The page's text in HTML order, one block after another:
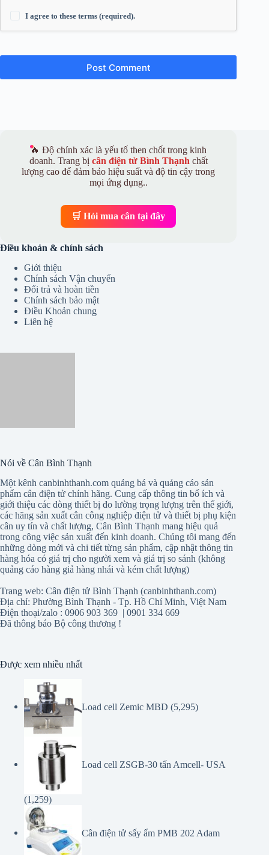
I agree to these terms (required).
Post Comment
🔥 Độ chính xác là yếu tố then chốt trong kinh
doanh. Trang bị cân điện tử Bình Thạnh chất
lượng cao để đảm bảo hiệu suất và độ tin cậy trong
mọi ứng dụng..
🛒 Hỏi mua cân tại đây
Điều khoản & chính sách
Giới thiệu
Chính sách Vận chuyển
Đổi trả và hoàn tiền
Chính sách bảo mật
Điều Khoản chung
Liên hệ
Nói về Cân Bình Thạnh
Một kênh canbinhthanh.com quảng bá và quảng cáo sản
phẩm cân điện tử chính hãng. Cung cấp thông tin bổ ích và
giới thiệu các dòng thiết bị đo lường trọng lượng trên thế giới,
các hãng sản xuất cân công nghiệp điện tử và thiết bị phụ kiện
cân uy tín và chất lượng, Cân Bình Thạnh mang hiệu quả
trong công việc sản xuất đến kinh doanh. Chúng tôi mang đến
những dòng mới và chi tiết từng sản phẩm, cập nhật thông tin
hàng hóa có giá trị cho người xem và giá trị so sánh (không
quảng cáo hàng giả hàng nhái và kém chất lượng)
Trang web: Cân điện tử Bình Thạnh (canbinhthanh.com)
Địa chỉ: Phường Bình Thạnh - Tp. Hồ Chí Minh, Việt Nam
Điện thoại/zalo : 0906 903 369 | 0901 334 669
Đã thông báo Bộ công thương !
Được xem nhiều nhất
Load cell Zemic MBD (5,295)
Load cell ZSGB-30 tấn Amcell- USA
(1,259)
Cân điện tử sấy ẩm PMB 202 Adam